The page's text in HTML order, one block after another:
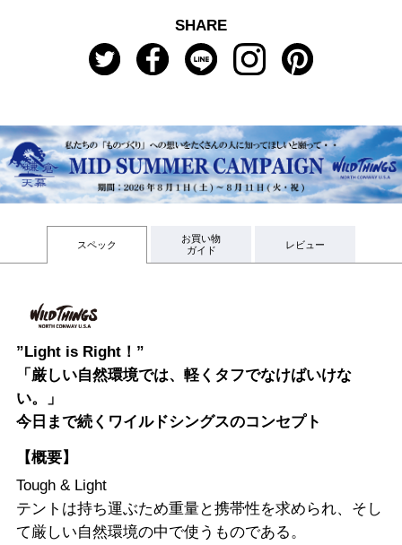
SHARE
スペック
お買い物
ガイド
レビュー
”Light is Right！”
「厳しい自然環境では、軽くタフでなけばいけな
い。」
今日まで続くワイルドシングスのコンセプト
【概要】
Tough & Light
テントは持ち運ぶため重量と携帯性を求められ、そし
て厳しい自然環境の中で使うものである。